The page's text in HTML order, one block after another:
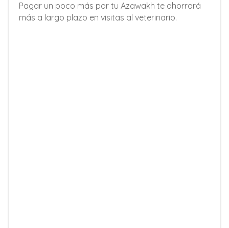
Pagar un poco más por tu Azawakh te ahorrará
más a largo plazo en visitas al veterinario.